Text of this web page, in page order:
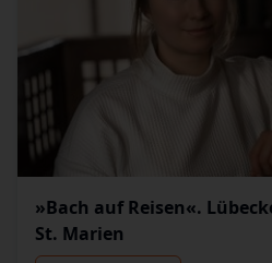
»Bach auf Reisen«.
St. Marien